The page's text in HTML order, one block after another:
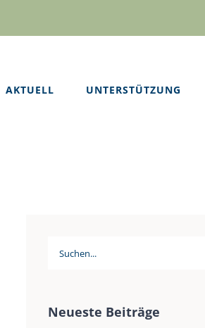
AKTUELL UNTERSTÜTZUNG
Suche
Neueste Beiträge